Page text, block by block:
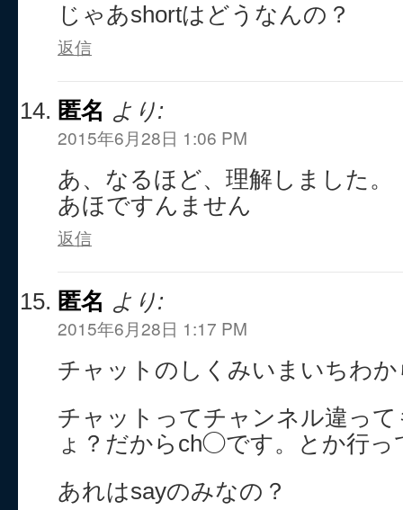
じゃあshortはどうなんの？
返信
匿名 より:
2015年6月28日 1:06 PM
あ、なるほど、理解しました。
あほですんません
返信
匿名 より:
2015年6月28日 1:17 PM
チャットのしくみいまいちわ
チャットってチャンネル違っ
ょ？だからch◯です。とか行っ
あれはsayのみなの？